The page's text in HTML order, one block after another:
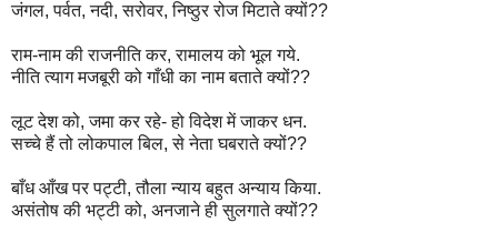
जंगल, पर्वत, नदी, सरोवर, निष्ठुर रोज मिटाते क्यों??
राम-नाम की राजनीति कर, रामालय को भूल गये.
नीति त्याग मजबूरी को गाँधी का नाम बताते क्यों??
लूट देश को, जमा कर रहे- हो विदेश में जाकर धन.
सच्चे हैं तो लोकपाल बिल, से नेता घबराते क्यों??
बाँध आँख पर पट्टी, तौला न्याय बहुत अन्याय किया.
असंतोष की भट्टी को, अनजाने ही सुलगाते क्यों??